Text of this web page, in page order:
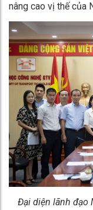
nâng cao vị thế của
Đại diện lãnh đạo